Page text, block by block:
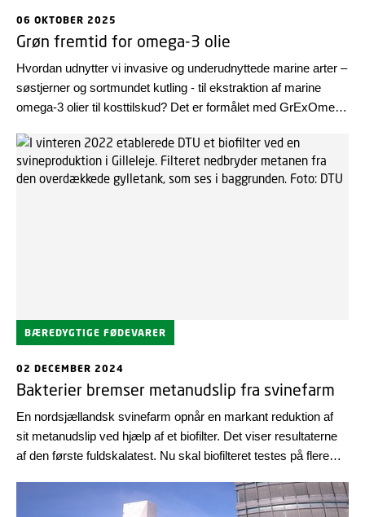
06 OKTOBER 2025
Grøn fremtid for omega-3 olie
Hvordan udnytter vi invasive og underudnyttede marine arter –
søstjerner og sortmundet kutling - til ekstraktion af marine
omega-3 olier til kosttilskud? Det er formålet med GrExOmega
Fødevareinstituttet.
BÆREDYGTIGE FØDEVARER
02 DECEMBER 2024
Bakterier bremser metanudslip fra svinefarm
En nordsjællandsk svinefarm opnår en markant reduktion af
sit metanudslip ved hjælp af et biofilter. Det viser resultaterne
af den første fuldskalatest. Nu skal biofilteret testes på flere